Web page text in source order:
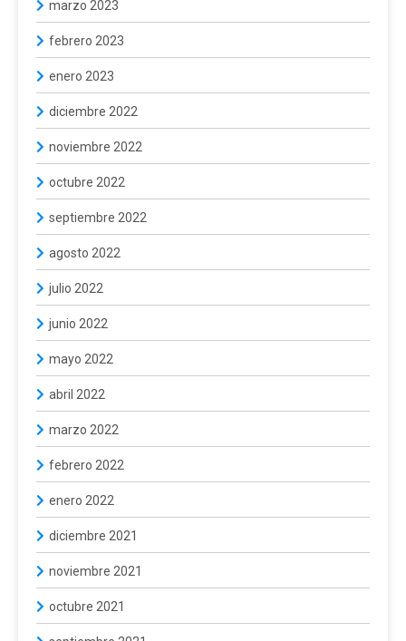
marzo 2023
febrero 2023
enero 2023
diciembre 2022
noviembre 2022
octubre 2022
septiembre 2022
agosto 2022
julio 2022
junio 2022
mayo 2022
abril 2022
marzo 2022
febrero 2022
enero 2022
diciembre 2021
noviembre 2021
octubre 2021